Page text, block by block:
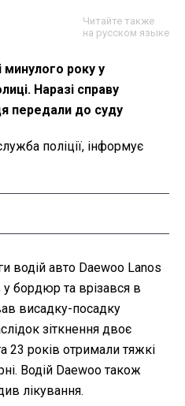
Читайте также
на русском языке
минулого року у
Наразі справу
передали до суду
поліції, інформує
водій авто Daewoo Lanos
у бордюр та врізався в
висадку-посадку
зіткнення двоє
23 років отримали тяжкі
Водій Daewoo також
лікування.